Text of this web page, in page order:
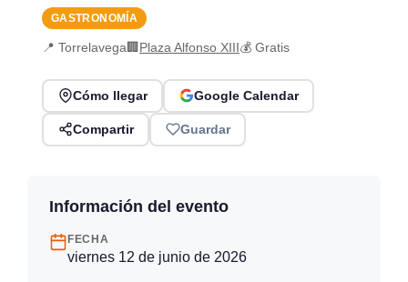
GASTRONOMÍA
📍 Torrelavega🏢Plaza Alfonso XIII💰 Gratis
Cómo llegar Google Calendar
Compartir Guardar
Información del evento
FECHA
viernes 12 de junio de 2026